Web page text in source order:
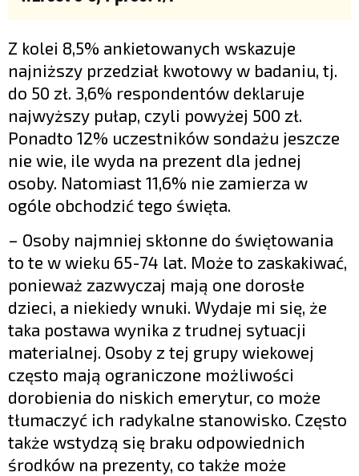
Z kolei 8,5% ankietowanych wskazuje
najniższy przedział kwotowy w badaniu, tj.
do 50 zł. 3,6% respondentów deklaruje
najwyższy pułap, czyli powyżej 500 zł.
Ponadto 12% uczestników sondażu jeszcze
nie wie, ile wyda na prezent dla jednej
osoby. Natomiast 11,6% nie zamierza w
ogóle obchodzić tego święta.
– Osoby najmniej skłonne do świętowania
to te w wieku 65-74 lat. Może to zaskakiwać,
ponieważ zazwyczaj mają one dorosłe
dzieci, a niekiedy wnuki. Wydaje mi się, że
taka postawa wynika z trudnej sytuacji
materialnej. Osoby z tej grupy wiekowej
często mają ograniczone możliwości
dorobienia do niskich emerytur, co może
tłumaczyć ich radykalne stanowisko. Często
także wstydzą się braku odpowiednich
środków na prezenty, co także może